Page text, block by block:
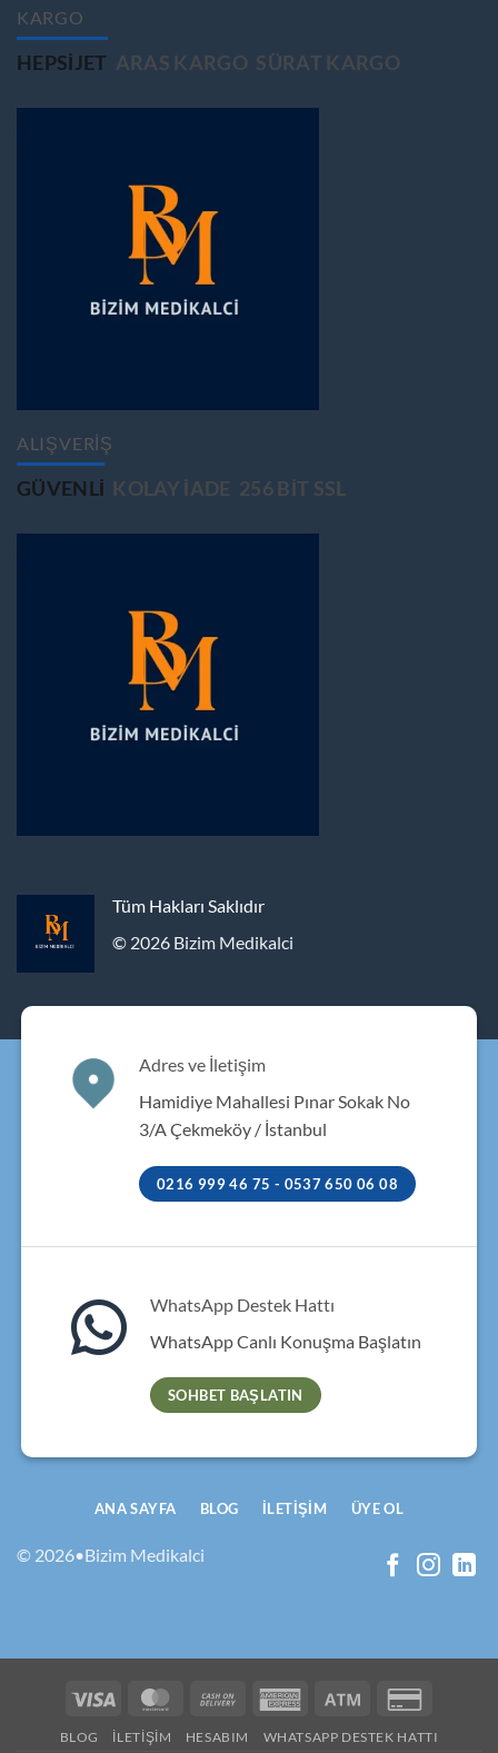
KARGO
HEPSIJET ARAS KARGO SÜRAT KARGO
ALIŞVERİŞ
GÜVENLİ KOLAY İADE 256 BİT SSL
Tüm Hakları Saklıdır
© 2026 Bizim Medikalci
Adres ve İletişim
Hamidiye Mahallesi Pınar Sokak No
3/A Çekmeköy / İstanbul
0216 999 46 75 - 0537 650 06 08
WhatsApp Destek Hattı
WhatsApp Canlı Konuşma Başlatın
SOHBET BAŞLATIN
© 2026•Bizim Medikalci
ANA SAYFA BLOG İLETIŞIM ÜYE OL
Visa MasterCardCash
Delivery
American
Atm
2
BLOG İLETIŞIM HESABIM WHATSAPP DESTEK HATTI